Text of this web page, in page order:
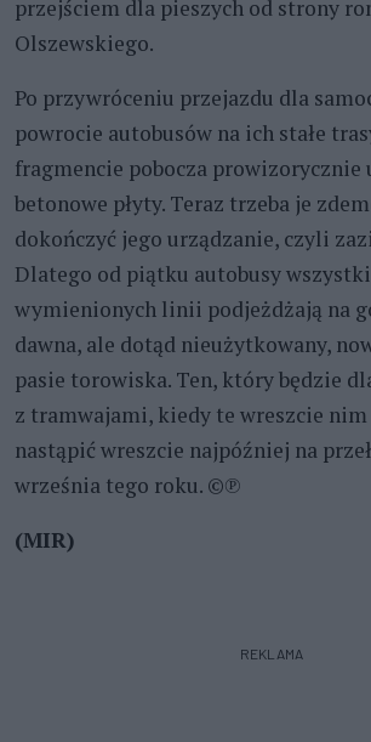
przejściem dla pieszych od strony
Olszewskiego.
Po przywróceniu przejazdu dla
powrocie autobusów na ich stałe
fragmencie pobocza prowizorycznie
betonowe płyty. Teraz trzeba je
dokończyć jego urządzanie, czyli
Dlatego od piątku autobusy
wymienionych linii podjeżdżają na
dawna, ale dotąd nieużytkowany,
pasie torowiska. Ten, który będzie
z tramwajami, kiedy te wreszcie nim
nastąpić wreszcie najpóźniej na
września tego roku. ©℗
(MIR)
REKLAMA